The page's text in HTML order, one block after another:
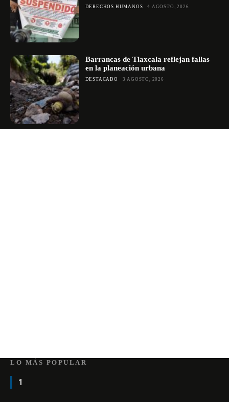
DERECHOS HUMANOS 4 AGOSTO, 2026
Barrancas de Tlaxcala reflejan fallas
en la planeación urbana
DESTACADO 3 AGOSTO, 2026
LO MÁS POPULAR
1